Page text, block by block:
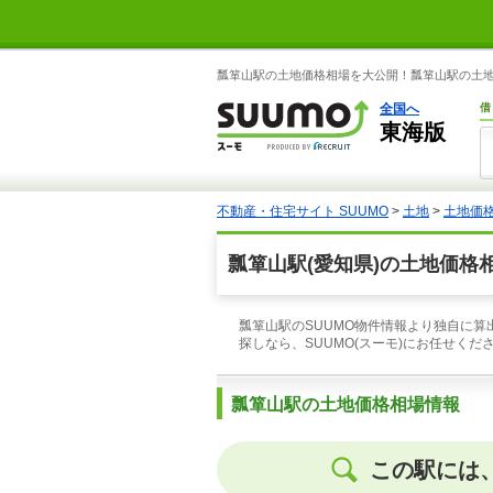
瓢箪山駅の土地価格相場を大公開！瓢箪山駅の土
全国へ
東海版
借
不動産・住宅サイト SUUMO > 土地 > 土地価
瓢箪山駅(愛知県)の土地価格
瓢箪山駅のSUUMO物件情報より独自に
探しなら、SUUMO(スーモ)にお任せくだ
瓢箪山駅の土地価格相場情報
この駅には